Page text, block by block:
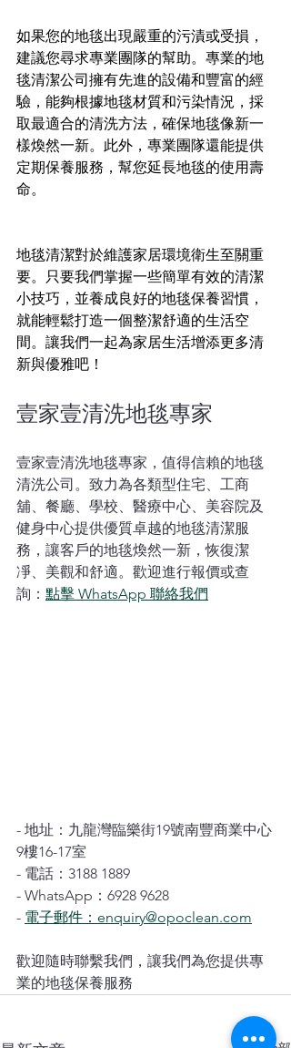
如果您的地毯出現嚴重的污漬或受損，
建議您尋求專業團隊的幫助。專業的地
毯清潔公司擁有先進的設備和豐富的經
驗，能夠根據地毯材質和污染情況，採
取最適合的清洗方法，確保地毯像新一
樣煥然一新。此外，專業團隊還能提供
定期保養服務，幫您延長地毯的使用壽
命。
地毯清潔對於維護家居環境衛生至關重
要。只要我們掌握一些簡單有效的清潔
小技巧，並養成良好的地毯保養習慣，
就能輕鬆打造一個整潔舒適的生活空
間。讓我們一起為家居生活增添更多清
新與優雅吧！
壹家壹清洗地毯專家
壹家壹清洗地毯專家，值得信賴的地毯
清洗公司。致力為各類型住宅、工商
舖、餐廳、學校、醫療中心、美容院及
健身中心提供優質卓越的地毯清潔服
務，讓客戶的地毯煥然一新，恢復潔
凈、美觀和舒適。歡迎進行報價或查
詢： 點擊 WhatsApp 聯絡我們
- 地址：九龍灣臨樂街19號南豐商業中心
9樓16-17室
- 電話：3188 1889
- WhatsApp：6928 9628
- 電子郵件：enquiry@opoclean.com
歡迎隨時聯繫我們，讓我們為您提供專
業的地毯保養服務